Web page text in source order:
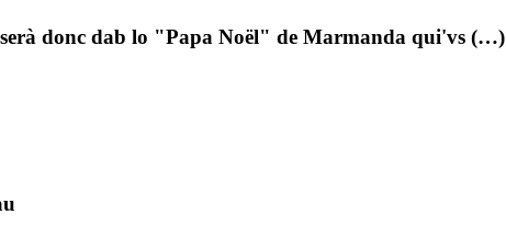
donc dab lo "Papa Noël" de Marmanda qui'vs (…)